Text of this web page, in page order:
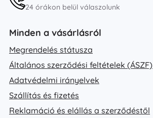
24 órákon belül válaszolunk
Minden a vásárlásról
Megrendelés státusza
Általános szerződési feltételek (ÁSZF)
Adatvédelmi irányelvek
Szállítás és fizetés
Reklamáció és elállás a szerződéstől